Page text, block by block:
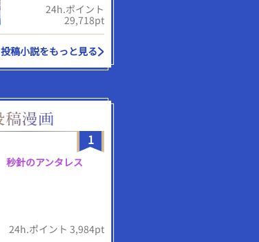
24h.ポイント
29,718pt
投稿小説をもっと見る
1
秒針のアンタレス
24h.ポイント 3,984pt